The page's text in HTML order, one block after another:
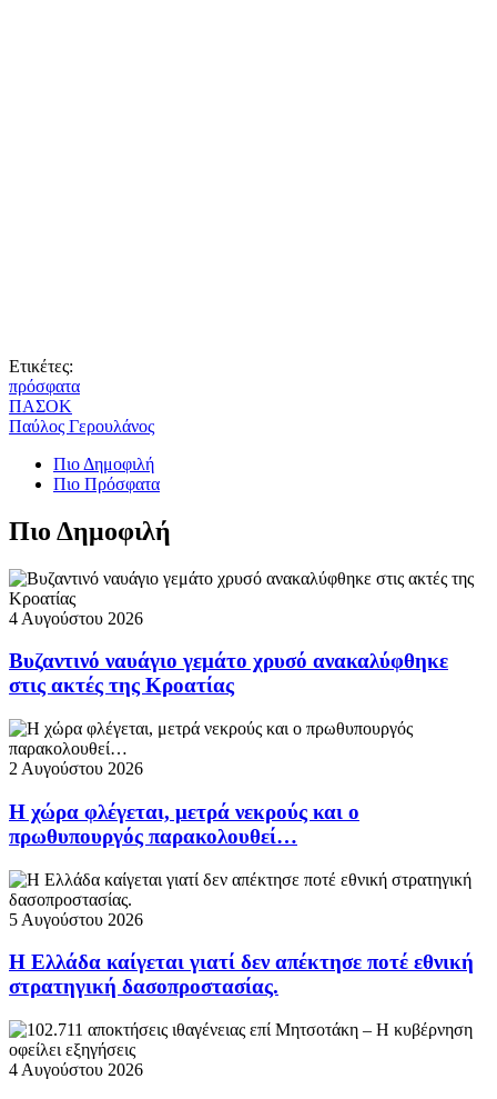
Ετικέτες:
πρόσφατα
ΠΑΣΟΚ
Παύλος Γερουλάνος
Πιο Δημοφιλή
Πιο Πρόσφατα
Πιο Δημοφιλή
4 Αυγούστου 2026
Βυζαντινό ναυάγιο γεμάτο χρυσό ανακαλύφθηκε
στις ακτές της Κροατίας
2 Αυγούστου 2026
Η χώρα φλέγεται, μετρά νεκρούς και ο
πρωθυπουργός παρακολουθεί…
5 Αυγούστου 2026
Η Ελλάδα καίγεται γιατί δεν απέκτησε ποτέ εθνική
στρατηγική δασοπροστασίας.
4 Αυγούστου 2026